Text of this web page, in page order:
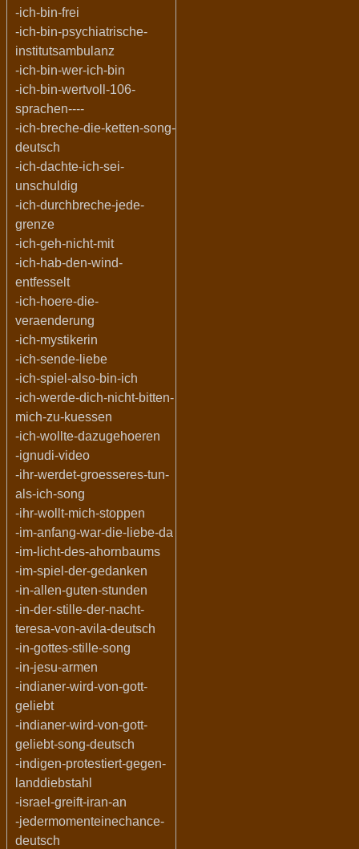
-ich-bin-frei
-ich-bin-psychiatrische-
institutsambulanz
-ich-bin-wer-ich-bin
-ich-bin-wertvoll-106-
sprachen----
-ich-breche-die-ketten-song-
deutsch
-ich-dachte-ich-sei-
unschuldig
-ich-durchbreche-jede-
grenze
-ich-geh-nicht-mit
-ich-hab-den-wind-
entfesselt
-ich-hoere-die-
veraenderung
-ich-mystikerin
-ich-sende-liebe
-ich-spiel-also-bin-ich
-ich-werde-dich-nicht-bitten-
mich-zu-kuessen
-ich-wollte-dazugehoeren
-ignudi-video
-ihr-werdet-groesseres-tun-
als-ich-song
-ihr-wollt-mich-stoppen
-im-anfang-war-die-liebe-da
-im-licht-des-ahornbaums
-im-spiel-der-gedanken
-in-allen-guten-stunden
-in-der-stille-der-nacht-
teresa-von-avila-deutsch
-in-gottes-stille-song
-in-jesu-armen
-indianer-wird-von-gott-
geliebt
-indianer-wird-von-gott-
geliebt-song-deutsch
-indigen-protestiert-gegen-
landdiebstahl
-israel-greift-iran-an
-jedermomenteinechance-
deutsch